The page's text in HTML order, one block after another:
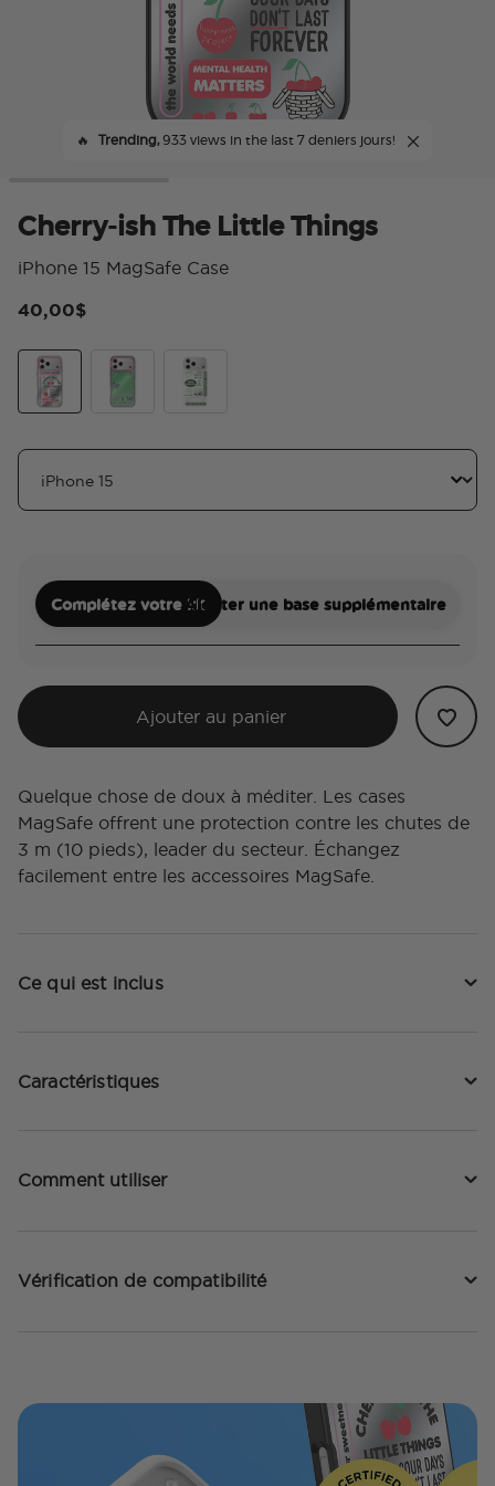
🔥 Trending,933 views in the last 7 deniers jours!
Cherry-ish The Little Things
iPhone 15 MagSafe Case
40,00$
Complétez votre kitAjouter une base supplémentaire
Ajouter au panier
Quelque chose de doux à méditer. Les cases
MagSafe offrent une protection contre les chutes de
3 m (10 pieds), leader du secteur. Échangez
facilement entre les accessoires MagSafe.
Ce qui est inclus
Caractéristiques
Comment utiliser
Vérification de compatibilité